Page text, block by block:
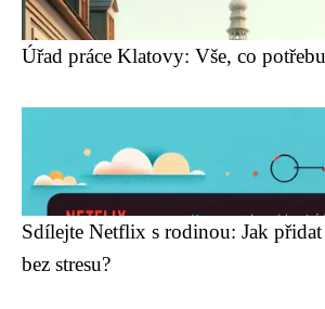
Úřad práce Klatovy: Vše, co
Sdílejte Netflix s rodinou: Jak
bez stresu?